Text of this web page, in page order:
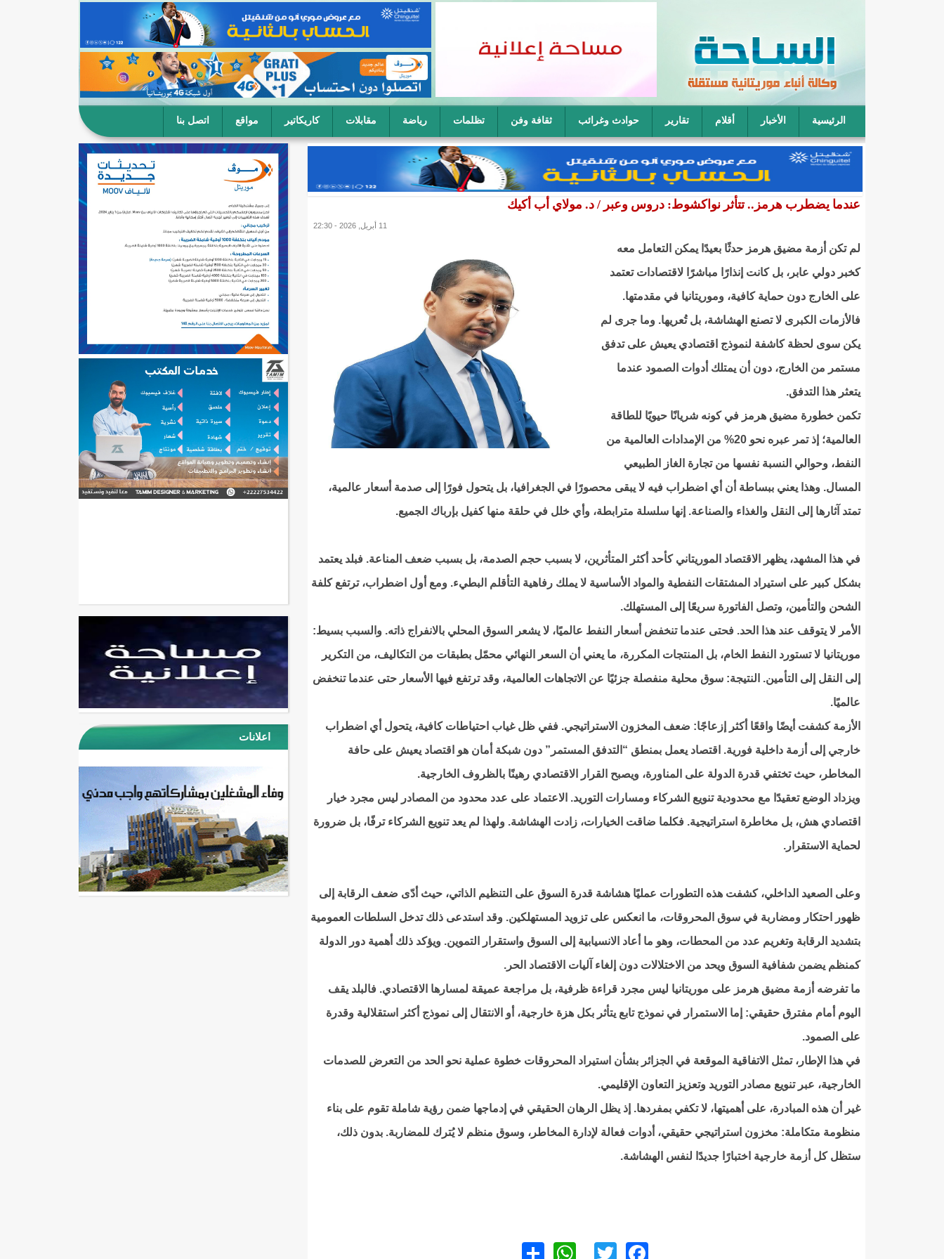
الرئيسية الأخبار أقلام تقارير حوادث وغرائب ثقافة وفن تظلمات رياضة مقابلات كاريكاتير مواقع اتصل بنا
فقيه موريتاني: يمكن لأربعة رجال أن يتناوبوا على نكاح سيدة في آن واحد
عندما يضطرب هرمز.. تتأثر نواكشوط: دروس وعبر / د. مولاي أب أكيك
11 أبريل, 2026 - 22:30
لم تكن أزمة مضيق هرمز حدثًا بعيدًا يمكن التعامل معه
كخبر دولي عابر، بل كانت إنذارًا مباشرًا لاقتصادات تعتمد
على الخارج دون حماية كافية، وموريتانيا في مقدمتها.
فالأزمات الكبرى لا تصنع الهشاشة، بل تُعريها. وما جرى لم
يكن سوى لحظة كاشفة لنموذج اقتصادي يعيش على تدفق
مستمر من الخارج، دون أن يمتلك أدوات الصمود عندما
يتعثر هذا التدفق.
تكمن خطورة مضيق هرمز في كونه شريانًا حيويًا للطاقة
العالمية؛ إذ تمر عبره نحو 20% من الإمدادات العالمية من
النفط، وحوالي النسبة نفسها من تجارة الغاز الطبيعي
المسال. وهذا يعني ببساطة أن أي اضطراب فيه لا يبقى محصورًا في الجغرافيا، بل يتحول فورًا إلى صدمة أسعار عالمية،
تمتد آثارها إلى النقل والغذاء والصناعة. إنها سلسلة مترابطة، وأي خلل في حلقة منها كفيل بإرباك الجميع.
في هذا المشهد، يظهر الاقتصاد الموريتاني كأحد أكثر المتأثرين، لا بسبب حجم الصدمة، بل بسبب ضعف المناعة. فبلد يعتمد
بشكل كبير على استيراد المشتقات النفطية والمواد الأساسية لا يملك رفاهية التأقلم البطيء. ومع أول اضطراب، ترتفع كلفة
الشحن والتأمين، وتصل الفاتورة سريعًا إلى المستهلك.
الأمر لا يتوقف عند هذا الحد. فحتى عندما تنخفض أسعار النفط عالميًا، لا يشعر السوق المحلي بالانفراج ذاته. والسبب بسيط:
موريتانيا لا تستورد النفط الخام، بل المنتجات المكررة، ما يعني أن السعر النهائي محمّل بطبقات من التكاليف، من التكرير
إلى النقل إلى التأمين. النتيجة: سوق محلية منفصلة جزئيًا عن الاتجاهات العالمية، وقد ترتفع فيها الأسعار حتى عندما تنخفض
عالميًا.
الأزمة كشفت أيضًا واقعًا أكثر إزعاجًا: ضعف المخزون الاستراتيجي. ففي ظل غياب احتياطات كافية، يتحول أي اضطراب
خارجي إلى أزمة داخلية فورية. اقتصاد يعمل بمنطق “التدفق المستمر” دون شبكة أمان هو اقتصاد يعيش على حافة
المخاطر، حيث تختفي قدرة الدولة على المناورة، ويصبح القرار الاقتصادي رهينًا بالظروف الخارجية.
ويزداد الوضع تعقيدًا مع محدودية تنويع الشركاء ومسارات التوريد. الاعتماد على عدد محدود من المصادر ليس مجرد خيار
اقتصادي هش، بل مخاطرة استراتيجية. فكلما ضاقت الخيارات، زادت الهشاشة. ولهذا لم يعد تنويع الشركاء ترفًا، بل ضرورة
لحماية الاستقرار.
وعلى الصعيد الداخلي، كشفت هذه التطورات عمليًا هشاشة قدرة السوق على التنظيم الذاتي، حيث أدّى ضعف الرقابة إلى
ظهور احتكار ومضاربة في سوق المحروقات، ما انعكس على تزويد المستهلكين. وقد استدعى ذلك تدخل السلطات العمومية
بتشديد الرقابة وتغريم عدد من المحطات، وهو ما أعاد الانسيابية إلى السوق واستقرار التموين. ويؤكد ذلك أهمية دور الدولة
كمنظم يضمن شفافية السوق ويحد من الاختلالات دون إلغاء آليات الاقتصاد الحر.
ما تفرضه أزمة مضيق هرمز على موريتانيا ليس مجرد قراءة ظرفية، بل مراجعة عميقة لمسارها الاقتصادي. فالبلد يقف
اليوم أمام مفترق حقيقي: إما الاستمرار في نموذج تابع يتأثر بكل هزة خارجية، أو الانتقال إلى نموذج أكثر استقلالية وقدرة
على الصمود.
في هذا الإطار، تمثل الاتفاقية الموقعة في الجزائر بشأن استيراد المحروقات خطوة عملية نحو الحد من التعرض للصدمات
الخارجية، عبر تنويع مصادر التوريد وتعزيز التعاون الإقليمي.
غير أن هذه المبادرة، على أهميتها، لا تكفي بمفردها. إذ يظل الرهان الحقيقي في إدماجها ضمن رؤية شاملة تقوم على بناء
منظومة متكاملة: مخزون استراتيجي حقيقي، أدوات فعالة لإدارة المخاطر، وسوق منظم لا يُترك للمضاربة. بدون ذلك،
ستظل كل أزمة خارجية اختبارًا جديدًا لنفس الهشاشة.
Facebook
Twitter
WhatsApp
اعلانات